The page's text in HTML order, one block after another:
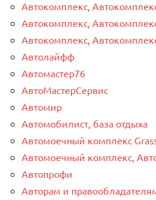
Автокомплекс,
Автокомплекс,
Автокомплекс,
Автолайфф
Автомастер76
АвтоМастерСервис
Автомир
Автомобилист, база отдыха
Автомоечный комплекс
Автомоечный комплекс,
Автопрофи
Авторам и